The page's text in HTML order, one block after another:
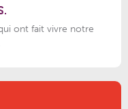
ont fait vivre notre